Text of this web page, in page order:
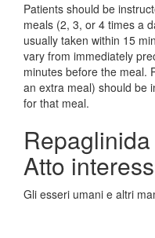
Patients should be
meals (2, 3, or 4 times a
usually taken within 15
vary from immediately
minutes before the meal.
an extra meal) should be
for that meal.
Atto
Gli esseri umani e altri